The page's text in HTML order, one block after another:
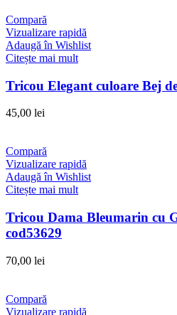
Compară
Vizualizare rapidă
Adaugă în Wishlist
Citește mai mult
Tricou Elegant culoare Bej
45,00 lei
Compară
Vizualizare rapidă
Adaugă în Wishlist
Citește mai mult
Tricou Dama Bleumarin cu
cod53629
70,00 lei
Compară
Vizualizare rapidă